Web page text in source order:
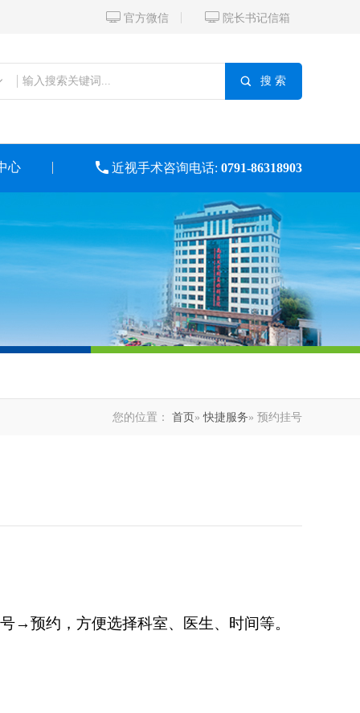
 官方微信  院长书记信箱
 搜 索
心  近视手术咨询电话: 0791-86318903
您的位置： 首页»快捷服务» 预约挂号
→预约，方便选择科室、医生、时间等。